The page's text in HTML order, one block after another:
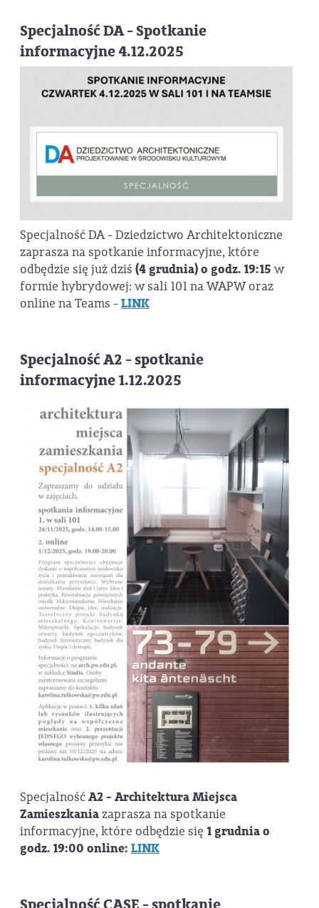
Specjalność DA - Spotkanie
informacyjne 4.12.2025
Specjalność DA - Dziedzictwo Architektoniczne
zaprasza na spotkanie informacyjne, które
odbędzie się już dziś (4 grudnia) o godz. 19:15 w
formie hybrydowej: w sali 101 na WAPW oraz
online na Teams -LINK
Specjalność A2 - spotkanie
informacyjne 1.12.2025
SpecjalnośćA2 - Architektura Miejsca
Zamieszkaniazaprasza na spotkanie
informacyjne, które odbędzie się 1 grudnia o
godz. 19:00 online: LINK